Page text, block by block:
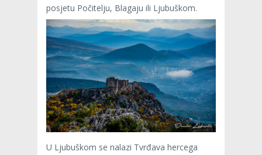
posjetu Počitelju, Blagaju ili Ljubuškom.
U Ljubuškom se nalazi Tvrđava hercega